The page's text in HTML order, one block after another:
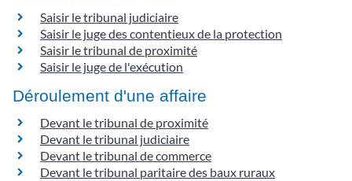
Saisir le tribunal judiciaire
Saisir le juge des contentieux de la protection
Saisir le tribunal de proximité
Saisir le juge de l'exécution
Déroulement d'une affaire
Devant le tribunal de proximité
Devant le tribunal judiciaire
Devant le tribunal de commerce
Devant le tribunal paritaire des baux ruraux